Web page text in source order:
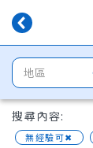
搜尋內容:
無經驗可✖